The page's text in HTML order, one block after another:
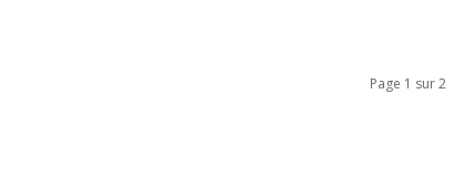
Page 1 sur 2